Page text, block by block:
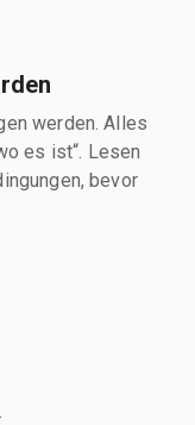
werden. Alles
es ist“. Lesen
bevor